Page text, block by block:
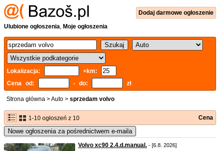
Dodaj darmowe ogłoszenie
Ulubione ogłoszenia, Moje ogłoszenia
Lokalizacja:
+km:
Cena od:
- do: zł
Strona główna >Auto > sprzedam volvo
1-10 ogłoszeń z 10 Cena
Nowe ogłoszenia za pośrednictwem e-maila
Volvo xc90 2.4.d.manual. - [6.8. 2026]